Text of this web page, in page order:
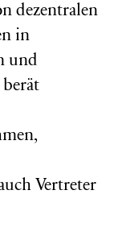
dezentralen
in
und
Vertreter